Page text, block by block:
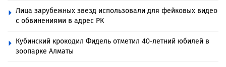
Лица зарубежных звезд использовали для фейковых видео
с обвинениями в адрес РК
Кубинский крокодил Фидель отметил 40-летний юбилей в
зоопарке Алматы